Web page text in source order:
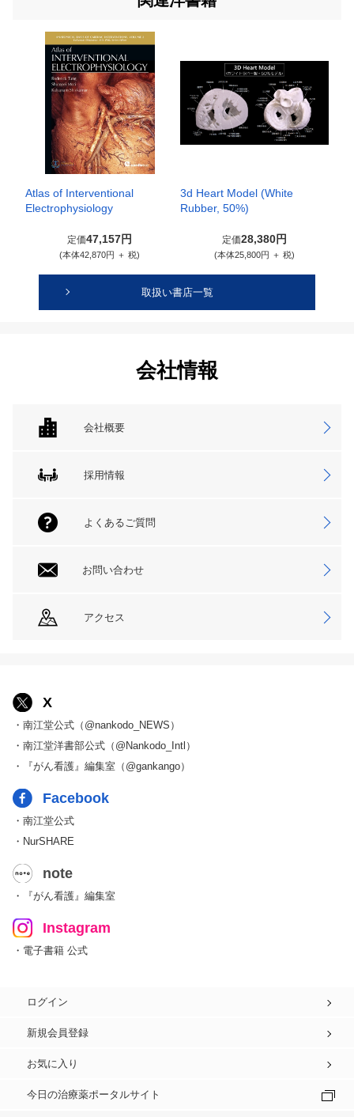
Atlas of Interventional
Electrophysiology
定価47,157円
(本体42,870円 ＋ 税)
3d Heart Model (White
Rubber, 50%)
定価28,380円
(本体25,800円 ＋ 税)
取扱い書店一覧
会社情報
会社概要
採用情報
よくあるご質問
お問い合わせ
アクセス
X
・南江堂公式（@nankodo_NEWS）
・南江堂洋書部公式（@Nankodo_Intl）
・『がん看護』編集室（@gankango）
Facebook
・南江堂公式
・NurSHARE
note
・『がん看護』編集室
Instagram
・電子書籍 公式
ログイン
新規会員登録
お気に入り
今日の治療薬ポータルサイト